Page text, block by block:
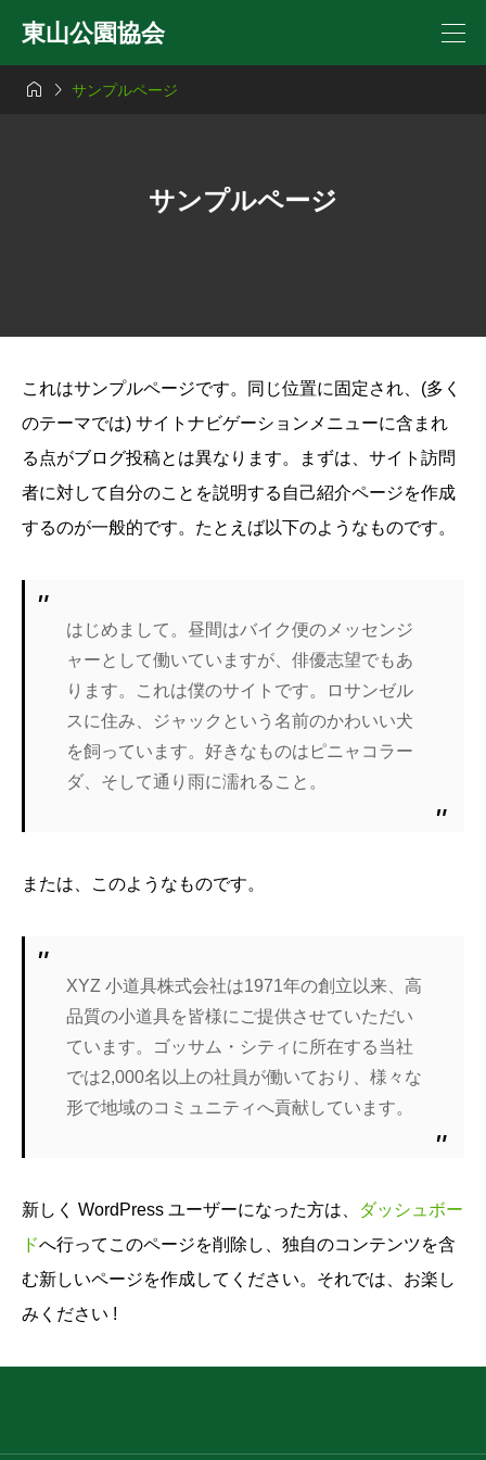
東山公園協会
  サンプルページ
サンプルページ
これはサンプルページです。同じ位置に固定され、(多く
のテーマでは) サイトナビゲーションメニューに含まれ
る点がブログ投稿とは異なります。まずは、サイト訪問
者に対して自分のことを説明する自己紹介ページを作成
するのが一般的です。たとえば以下のようなものです。
はじめまして。昼間はバイク便のメッセンジ
ャーとして働いていますが、俳優志望でもあ
ります。これは僕のサイトです。ロサンゼル
スに住み、ジャックという名前のかわいい犬
を飼っています。好きなものはピニャコラー
ダ、そして通り雨に濡れること。
または、このようなものです。
XYZ 小道具株式会社は1971年の創立以来、高
品質の小道具を皆様にご提供させていただい
ています。ゴッサム・シティに所在する当社
では2,000名以上の社員が働いており、様々な
形で地域のコミュニティへ貢献しています。
新しく WordPress ユーザーになった方は、
ダッシュボー
ドへ行ってこのページを削除し、独自のコンテンツを含
む新しいページを作成してください。それでは、お楽し
みください !